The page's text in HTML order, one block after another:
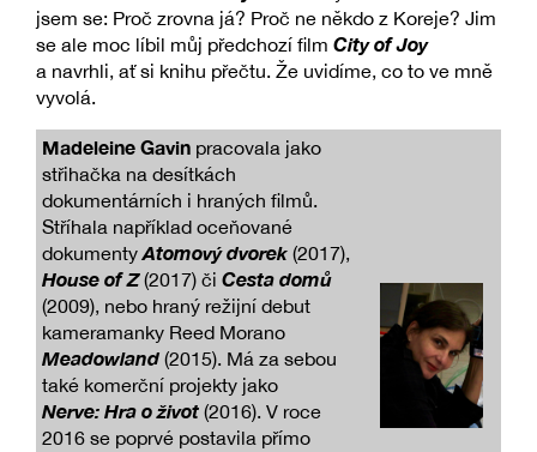
jsem se: Proč zrovna já? Proč ne někdo z Koreje? Jim
se ale moc líbil můj předchozí film City of Joy
a navrhli, ať si knihu přečtu. Že uvidíme, co to ve mně
vyvolá.
Madeleine Gavinpracovala jako
střihačka na desítkách
dokumentárních i hraných filmů.
Stříhala například oceňované
dokumentyAtomový dvorek(2017),
House of Z(2017) či Cesta domů
(2009), nebo hraný režijní debut
kameramanky Reed Morano
Meadowland(2015). Má za sebou
také komerční projekty jako
Nerve: Hra o život(2016). V roce
2016 se poprvé postavila přímo